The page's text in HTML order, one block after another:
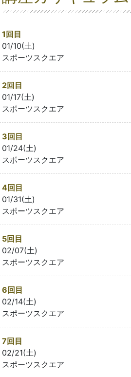
1回目
01/10(土)
スポーツスクエア
2回目
01/17(土)
スポーツスクエア
3回目
01/24(土)
スポーツスクエア
4回目
01/31(土)
スポーツスクエア
5回目
02/07(土)
スポーツスクエア
6回目
02/14(土)
スポーツスクエア
7回目
02/21(土)
スポーツスクエア